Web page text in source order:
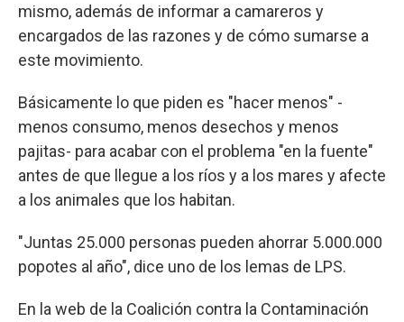
mismo, además de informar a camareros y
encargados de las razones y de cómo sumarse a
este movimiento.
Básicamente lo que piden es "hacer menos" -
menos consumo, menos desechos y menos
pajitas- para acabar con el problema "en la fuente"
antes de que llegue a los ríos y a los mares y afecte
a los animales que los habitan.
"Juntas 25.000 personas pueden ahorrar 5.000.000
popotes al año", dice uno de los lemas de LPS.
En la web de la Coalición contra la Contaminación